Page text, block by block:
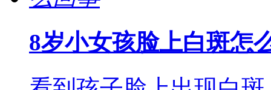
8岁小女孩脸上白斑怎